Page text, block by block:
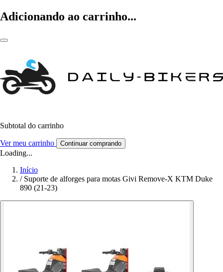
Adicionando ao carrinho...
Subtotal do carrinho
Ver meu carrinho Continuar comprando
Loading...
Início
/ Suporte de alforges para motas Givi Remove-X KTM Duke
890 (21-23)